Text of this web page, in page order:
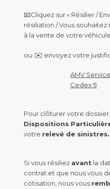
📧Cliquez sur « Résilier /
résiliation / Vous
à la vente de votre véhicule
ou ✉️ envoyez votre
AMV
Cedex 9
Pour clôturer votre
Dispositions
votre relevé de sinistres.
Si vous résiliez avant la
contrat et que nous vous
cotisation, nous vous